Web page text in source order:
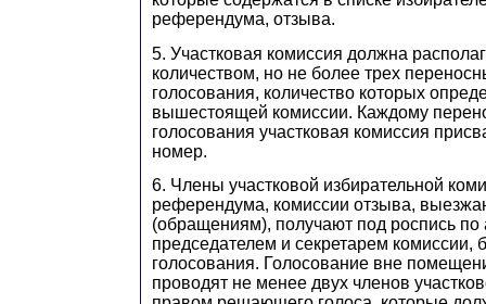
референдума, отзыва.
5. Участковая комиссия должна
количеством, но не более трех
голосования, количество которых
вышестоящей комиссии. Каждому
голосования участковая комиссия
номер.
6. Члены участковой избирательной
референдума, комиссии отзыва,
(обращениям), получают под роспись по
председателем и секретарем комиссии,
голосования. Голосование вне
проводят не менее двух членов